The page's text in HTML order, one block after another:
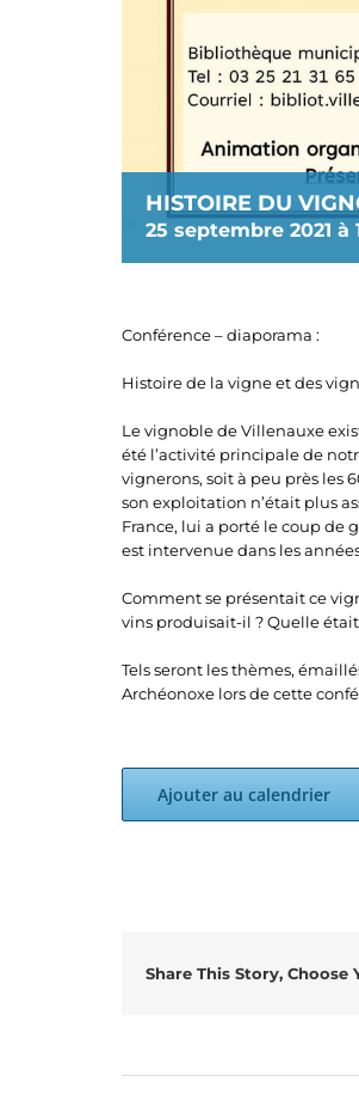
HISTOIRE DU
25 septembre 2021 à
Conférence – diaporama :
Histoire de la vigne et des
Le vignoble de Villenauxe
été l’activité principale de
vignerons, soit à peu près les
son exploitation n’était plus
France, lui a porté le coup de
est intervenue dans les
Comment se présentait ce
vins produisait-il ? Quelle
Tels seront les thèmes,
Archéonoxe lors de cette
Ajouter au calendrier
Share This Story, Choose